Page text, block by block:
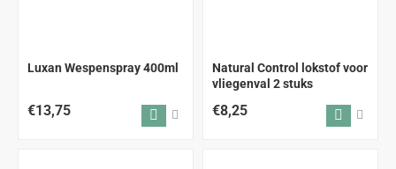
Luxan Wespenspray 400ml
€13,75
Natural Control lokstof voor
vliegenval 2 stuks
€8,25